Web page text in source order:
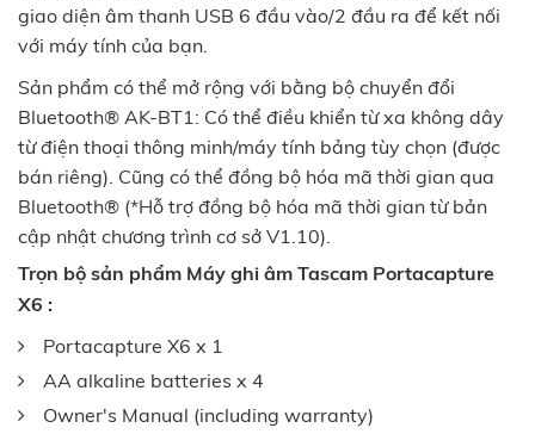
giao diện âm thanh USB 6 đầu vào/2 đầu ra để kết nối
với máy tính của bạn.
Sản phẩm có thể mở rộng với bằng bộ chuyển đổi
Bluetooth® AK-BT1: Có thể điều khiển từ xa không dây
từ điện thoại thông minh/máy tính bảng tùy chọn (được
bán riêng). Cũng có thể đồng bộ hóa mã thời gian qua
Bluetooth® (*Hỗ trợ đồng bộ hóa mã thời gian từ bản
cập nhật chương trình cơ sở V1.10).
Trọn bộ sản phẩm Máy ghi âm Tascam Portacapture
X6 :
Portacapture X6 x 1
AA alkaline batteries x 4
Owner's Manual (including warranty)